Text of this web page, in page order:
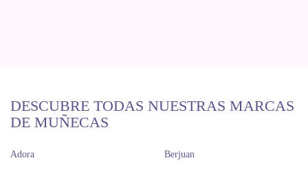
DESCUBRE TODAS NUESTRAS MARCAS
DE MUÑECAS
Adora
Berjuan